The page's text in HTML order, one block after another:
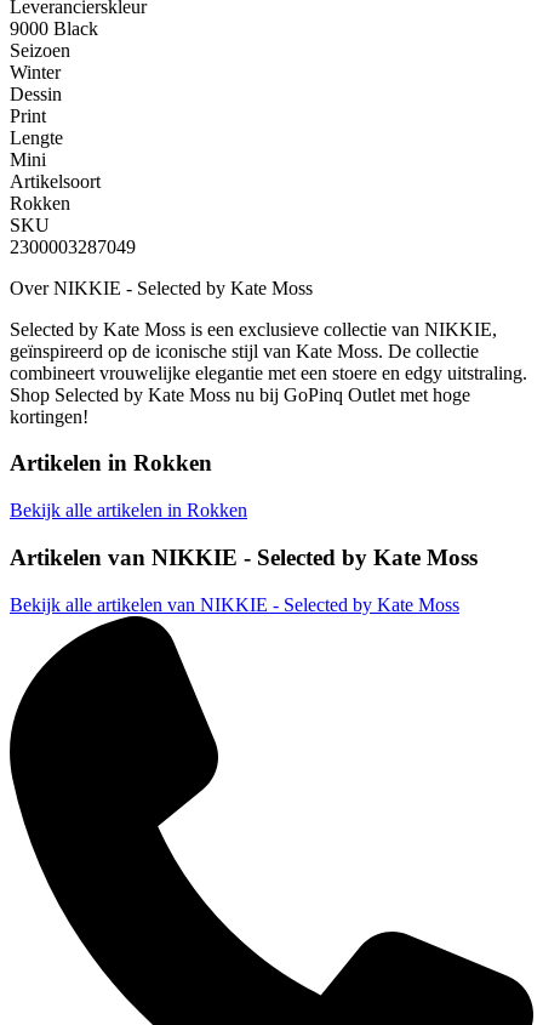
Leverancierskleur
9000 Black
Seizoen
Winter
Dessin
Print
Lengte
Mini
Artikelsoort
Rokken
SKU
2300003287049
Over NIKKIE - Selected by Kate Moss
Selected by Kate Moss is een exclusieve collectie van NIKKIE,
geïnspireerd op de iconische stijl van Kate Moss. De collectie
combineert vrouwelijke elegantie met een stoere en edgy uitstraling.
Shop Selected by Kate Moss nu bij GoPinq Outlet met hoge
kortingen!
Artikelen in Rokken
Bekijk alle artikelen in Rokken
Artikelen van NIKKIE - Selected by Kate Moss
Bekijk alle artikelen van NIKKIE - Selected by Kate Moss